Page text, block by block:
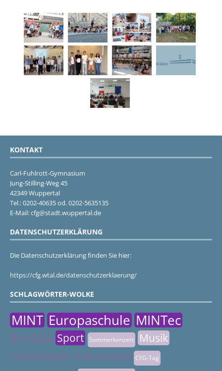
KONTAKT
Carl-Fuhlrott-Gymnasium
Jung-Stilling-Weg 45
42349 Wuppertal
Tel.: 0202-40635 od. 0202-5635135
E-Mail: cfg@stadt.wuppertal.de
DATENSCHUTZERKLÄRUNG
Die Datenschutzerklärung finden Sie hier:
https://cfg.wtal.de/datenschutzerklaerung/
SCHLAGWÖRTER-WOLKE
MINT Europaschule MINTec
Europa Sport Sommerkonzert
Musik
Schülerlabor Astronomie CFG-Tag